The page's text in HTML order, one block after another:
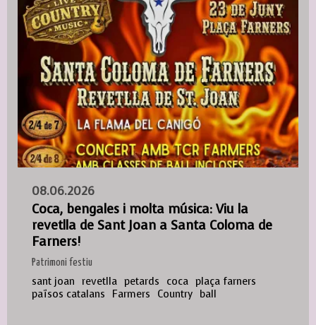
08.06.2026
Coca, bengales i molta música: Viu la
revetlla de Sant Joan a Santa Coloma de
Farners!
Patrimoni festiu
sant joan revetlla petards coca plaça farners
països catalans
Farmers Country ball